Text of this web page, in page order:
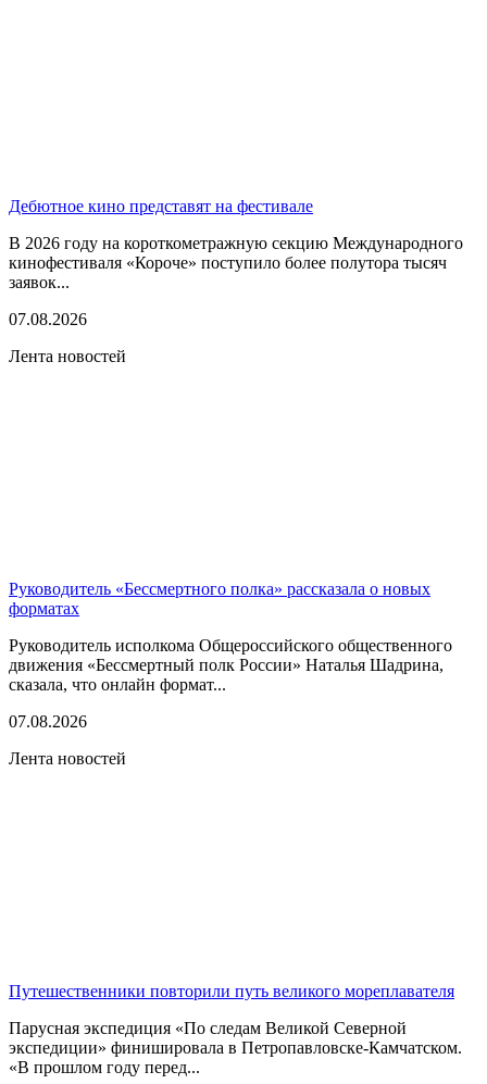
Дебютное кино представят на фестивале
В 2026 году на короткометражную секцию Международного
кинофестиваля «Короче» поступило более полутора тысяч
заявок...
07.08.2026
Лента новостей
Руководитель «Бессмертного полка» рассказала о новых
форматах
Руководитель исполкома Общероссийского общественного
движения «Бессмертный полк России» Наталья Шадрина,
сказала, что онлайн формат...
07.08.2026
Лента новостей
Путешественники повторили путь великого мореплавателя
Парусная экспедиция «По следам Великой Северной
экспедиции» финишировала в Петропавловске-Камчатском.
«В прошлом году перед...